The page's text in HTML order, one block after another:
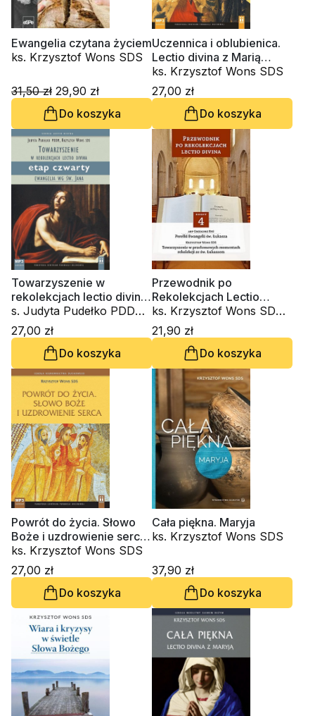
Ewangelia czytana życiem
ks. Krzysztof Wons SDS
31,50 zł 29,90 zł
Do koszyka
Uczennica i oblubienica.
Lectio divina z Marią
Magdaleną (CD-
audiobook)
ks. Krzysztof Wons SDS
27,00 zł
Do koszyka
Towarzyszenie w
rekolekcjach lectio divina.
Ewangelia wg św. Jana.
Etap czwarty (CD)
s. Judyta Pudełko PDDM,
ks. Krzysztof Wons SDS
27,00 zł
Do koszyka
Przewodnik po
Rekolekcjach Lectio
Divina. Zeszyt 4
ks. Krzysztof Wons SDS,
21,90 zł
Do koszyka
Powrót do życia. Słowo
Boże i uzdrowienie serca
(CD-audiobook)
ks. Krzysztof Wons SDS
27,00 zł
Do koszyka
Cała piękna. Maryja
ks. Krzysztof Wons SDS
37,90 zł
Do koszyka